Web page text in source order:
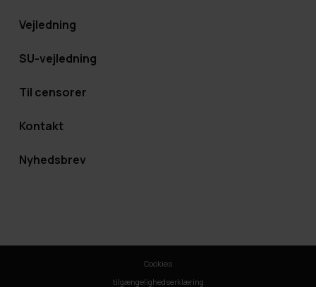
Vejledning
SU-vejledning
Til censorer
Kontakt
Nyhedsbrev
Cookies
tilgængelighedserklæring